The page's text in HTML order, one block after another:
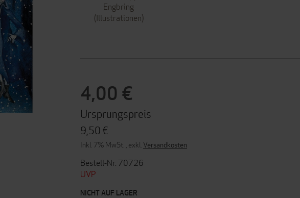
Engbring
(Illustrationen)
4,00 €
Ursprungspreis
9,50 €
Inkl. 7% MwSt. , exkl. Versandkosten
Bestell-Nr. 70726
UVP
NICHT AUF LAGER